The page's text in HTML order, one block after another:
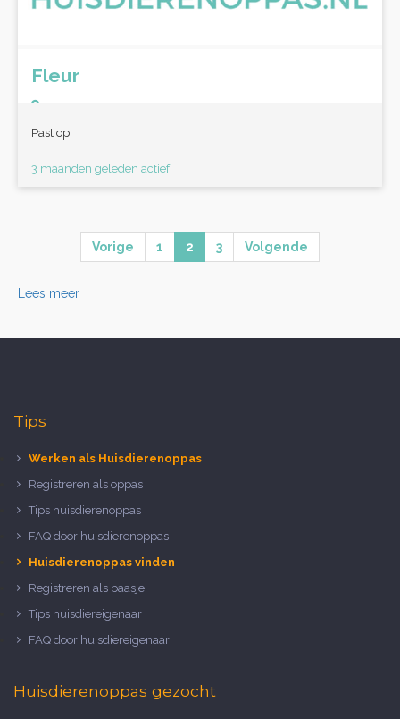
Fleur
Past op:
3 maanden geleden actief
Vorige 1 2 3 Volgende
Lees meer
Tips
Werken als Huisdierenoppas
Registreren als oppas
Tips huisdierenoppas
FAQ door huisdierenoppas
Huisdierenoppas vinden
Registreren als baasje
Tips huisdiereigenaar
FAQ door huisdiereigenaar
Huisdierenoppas gezocht